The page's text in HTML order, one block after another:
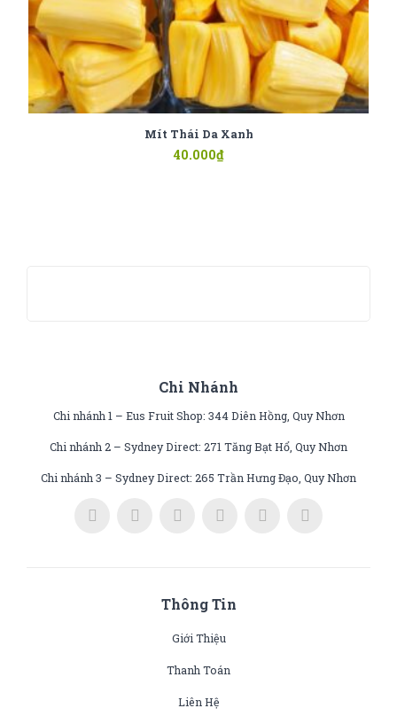
Mít Thái Da Xanh
40.000₫
Chi Nhánh
Chi nhánh 1 – Eus Fruit Shop: 344 Diên Hồng, Quy Nhơn
Chi nhánh 2 – Sydney Direct: 271 Tăng Bạt Hổ, Quy Nhơn
Chi nhánh 3 – Sydney Direct: 265 Trần Hưng Đạo, Quy Nhơn
Thông Tin
Giới Thiệu
Thanh Toán
Liên Hệ